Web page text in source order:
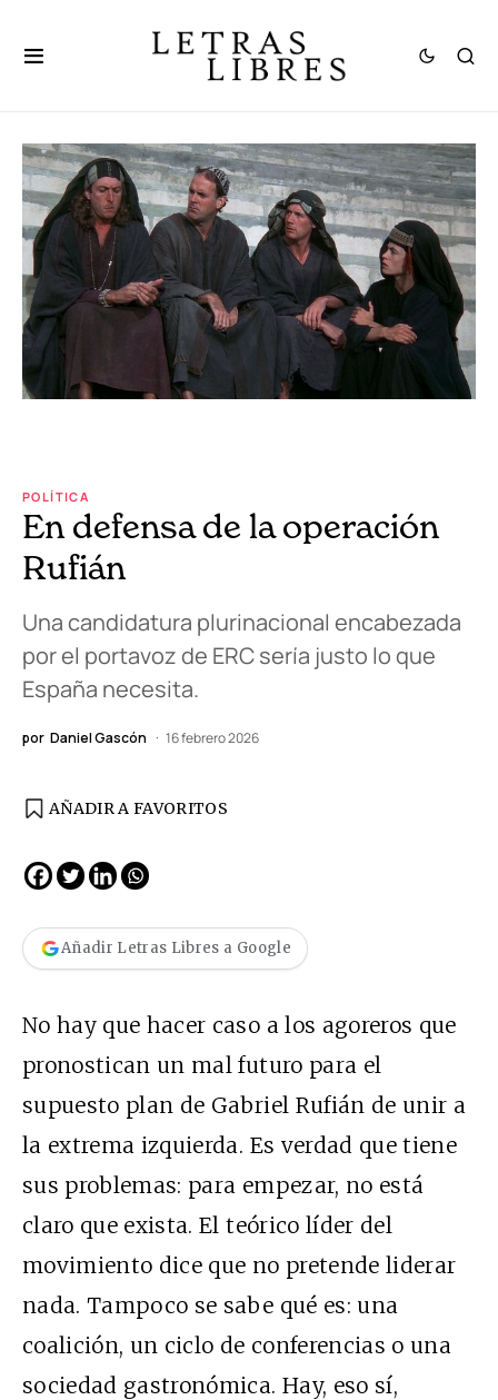
POLÍTICA
En defensa de la operación
Rufián
Una candidatura plurinacional encabezada
por el portavoz de ERC sería justo lo que
España necesita.
por Daniel Gascón 16 febrero 2026
AÑADIR A FAVORITOS
Añadir Letras Libres a Google
No hay que hacer caso a los agoreros que
pronostican un mal futuro para el
supuesto plan de Gabriel Rufián de unir a
la extrema izquierda. Es verdad que tiene
sus problemas: para empezar, no está
claro que exista. El teórico líder del
movimiento dice que no pretende liderar
nada. Tampoco se sabe qué es: una
coalición, un ciclo de conferencias o una
sociedad gastronómica. Hay, eso sí,